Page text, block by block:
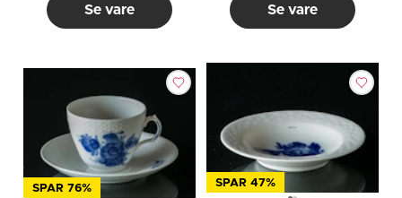
Se vare Se vare
SPAR 76% SPAR 47%